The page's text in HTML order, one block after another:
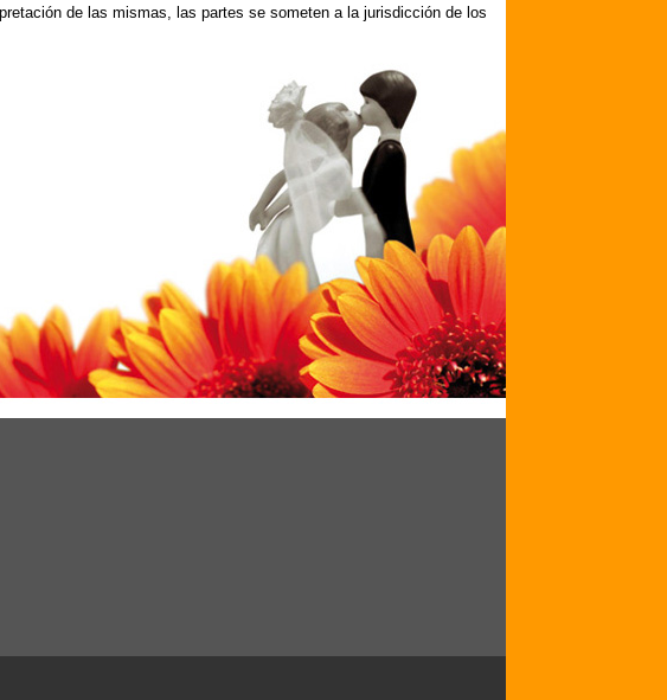
de las mismas, las partes se someten a la jurisdicción de los